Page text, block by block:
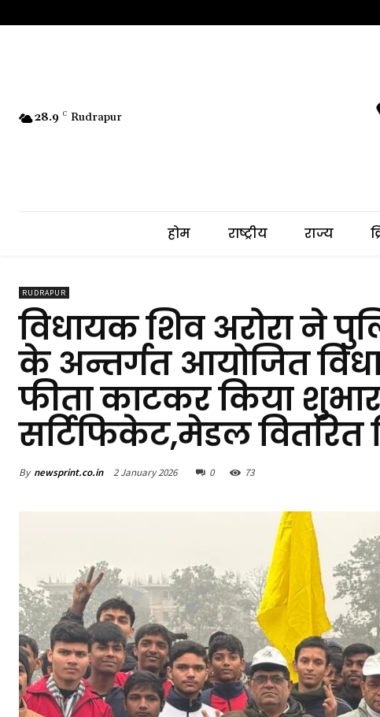
28.9 C Rudrapur
होम राष्ट्रीय राज्य
RUDRAPUR
विधायक शिव अरोरा ने
के अन्तर्गत आयोजित
फीता काटकर किया
सर्टिफिकेट,मेडल वितरित
By newsprint.co.in 2 January 2026 0 73